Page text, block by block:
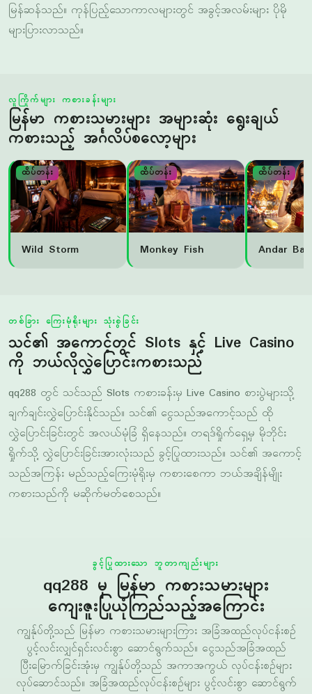
ကစားသည့် အင်္ဂလိပ်စလော့များ
ထိပ်တန်း
Wild Storm
ထိပ်တန်း
Monkey Fish
ထိပ်တန်း
Andar
ကို ဘယ်လိုလွှဲပြောင်းကစားသည်
qq288 တွင် သင်သည် Slots ကစားခန်းမှ Live Casino စားပွဲများသို့
ချက်ချင်းလွှဲပြောင်းနိုင်သည်။ သင်၏ ငွေသည်အကောင့်သည် ထို
လွှဲပြောင်းခြင်းတွင် အလယ်မုံခြံ ရှိနေသည်။ တရဒ်ရှိုက်ရှေ့မှ မိုဘိုင်း
ရှိုက်သို့ လွှဲပြောင်းခြင်းအားလုံးသည် ခွင့်ပြုထားသည်။ သင်၏ အကောင့်
သည်အကြန်း မည်သည့်ကြေးမုံရိုးမှ ကစားစေကာ ဘယ်အချိန်မျိုး
ကစားသည်ကို မဆိုက်မတ်စေသည်။
ကျေးဇူးပြုယုံကြည်သည့်အကြောင်း
ကျွန်ုပ်တို့သည် မြန်မာ ကစားသမားများကြား အခြံအထည်လုပ်ငန်းစဉ်
ပွင့်လင်းလျှင်ရှင်းလင်းစွာ ဆောင်ရွက်သည်။ ငွေသည်အခြံအထည်
ပြီးမြောက်ခြင်းအုံးမှ ကျွန်ုပ်တို့သည် အကာအကွယ် လုပ်ငန်းစဉ်များ
လုပ်ဆောင်သည်။ အခြံအထည်လုပ်ငန်းစဉ်များ ပွင့်လင်းစွာ ဆောင်ရွက်
သည်။